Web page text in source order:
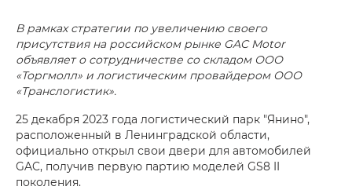
В рамках стратегии по увеличению своего
присутствия на российском рынке GAC Motor
объявляет о сотрудничестве со складом ООО
«Торгмолл» и логистическим провайдером ООО
«Транслогистик».
25 декабря 2023 года логистический парк "Янино",
расположенный в Ленинградской области,
официально открыл свои двери для автомобилей
GAC, получив первую партию моделей GS8 II
поколения.